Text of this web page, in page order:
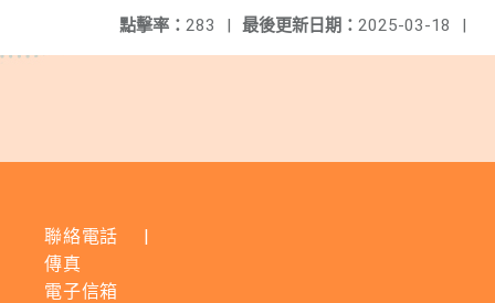
最後更新日期： 2025-03-18 |
點擊率： 283 |
聯絡電話
|
傳真
電子信箱